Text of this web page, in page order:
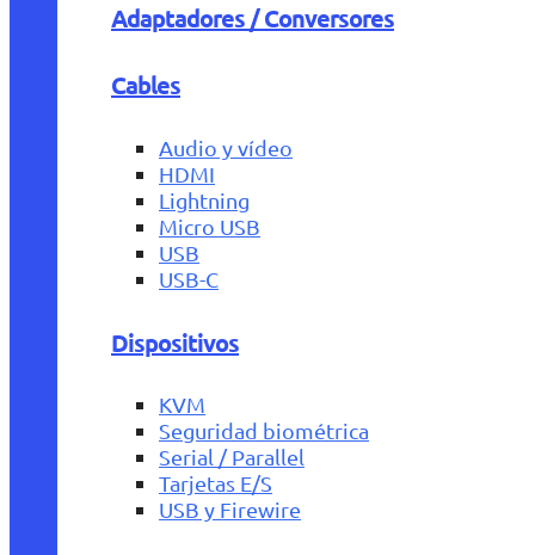
Adaptadores / Conversores
Cables
Audio y vídeo
HDMI
Lightning
Micro USB
USB
USB-C
Dispositivos
KVM
Seguridad biométrica
Serial / Parallel
Tarjetas E/S
USB y Firewire